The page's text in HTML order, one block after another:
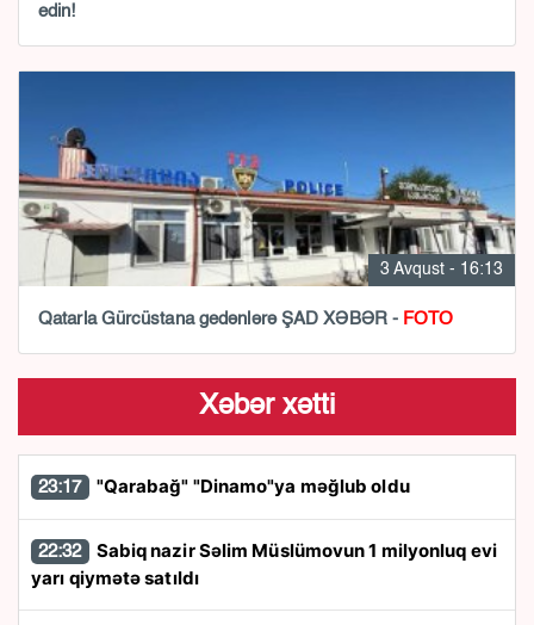
edin!
3 Avqust - 16:13
Qatarla Gürcüstana gedənlərə ŞAD XƏBƏR - FOTO
Xəbər xətti
23:17 "Qarabağ" "Dinamo"ya məğlub oldu
22:32
yarı qiymətə satıldı